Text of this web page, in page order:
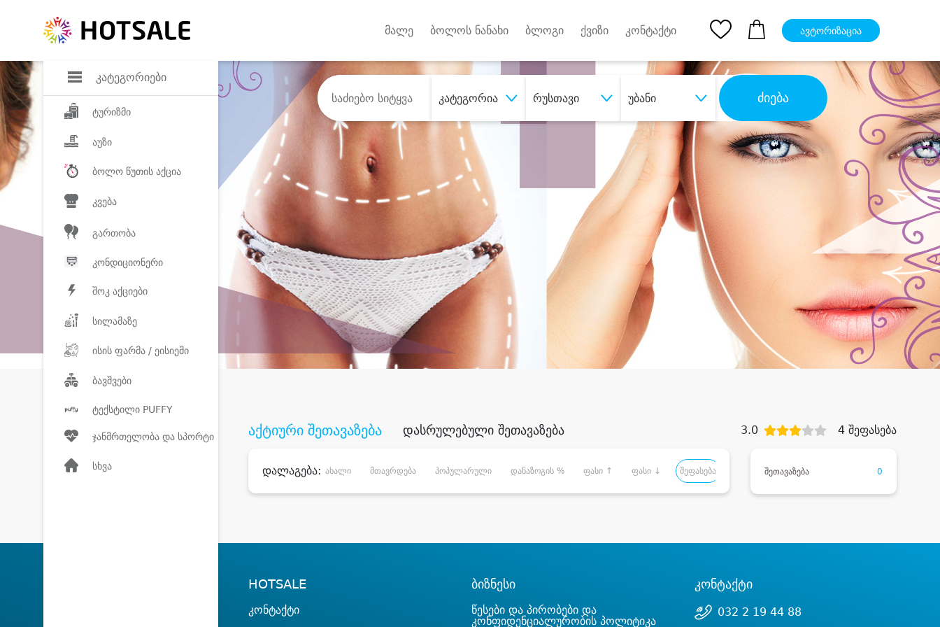
კატეგორიები
ტურიზმი
აუზი
ბოლო წუთის აქცია
კვება
გართობა
კონდიციონერი
შოკ აქციები
სილამაზე
ისის ფარმა / ეისიემი
ბავშვები
ტექსტილი PUFFY
ჯანმრთელობა და სპორტი
სხვა
მალე ბოლოს ნანახი ბლოგი ქვიზი კონტაქტი ავტორიზაცია
კატეგორია რუსთავი უბანი ძიება
შეიძინე სასურველი მომსახურებადიდი დანაზოგით
აქტიური შეთავაზება დასრულებული შეთავაზება 3.0 4 შეფასება
დალაგება: ახალი მთავრდება პოპულარული დანაზოგის % ფასი ↑ ფასი ↓ შეფასება შეთავაზება 0
HOTSALE
კონტაქტი
ბიზნესი
წესები და პირობები და
კონფიდენციალურობის პოლიტიკა
კონტაქტი
032 2 19 44 88